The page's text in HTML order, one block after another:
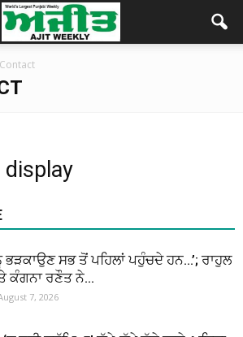
ਭੜਕਾਉਣ ਸਭ ਤੋਂ ਪਹਿਲਾਂ ਪਹੁੰਚਦੇ ਹਨ…’; ਰਾਹੁਲ
ਕੰਗਨਾ ਰਣੌਤ ਨੇ...
7, 2026